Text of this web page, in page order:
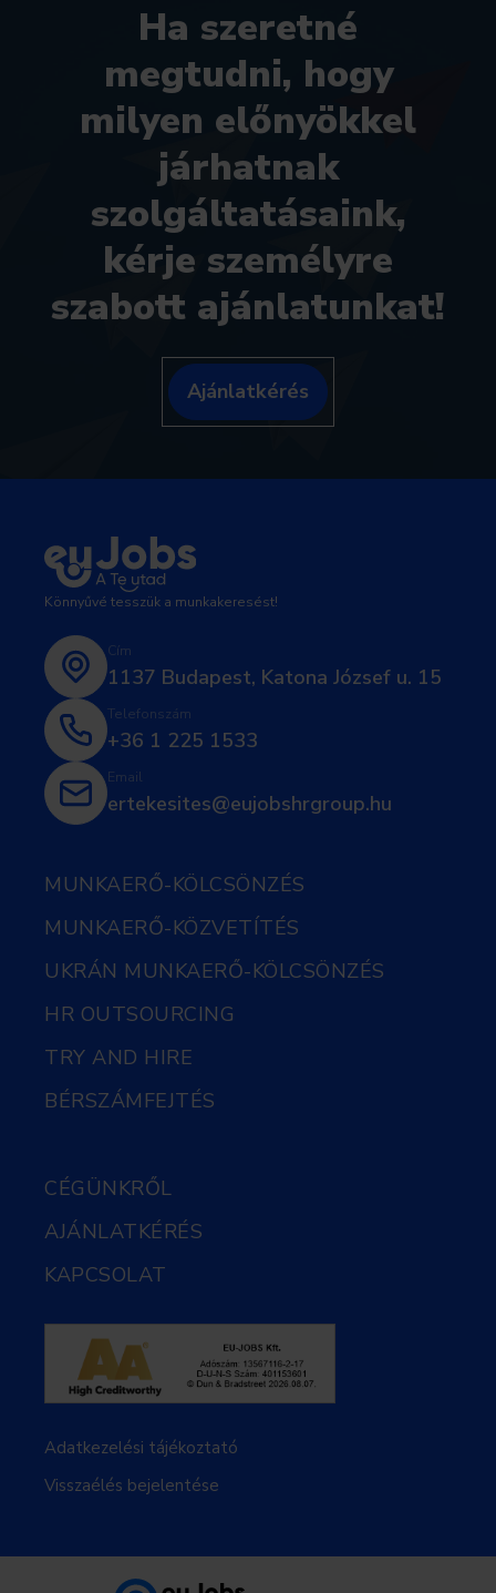
Ha szeretné
megtudni, hogy
milyen előnyökkel
járhatnak
szolgáltatásaink,
kérje személyre
szabott ajánlatunkat!
Ajánlatkérés
Könnyűvé tesszük a munkakeresést!
Cím
1137 Budapest, Katona József u. 15
Telefonszám
+36 1 225 1533
Email
ertekesites@eujobshrgroup.hu
MUNKAERŐ-KÖLCSÖNZÉS
MUNKAERŐ-KÖZVETÍTÉS
UKRÁN MUNKAERŐ-KÖLCSÖNZÉS
HR OUTSOURCING
TRY AND HIRE
BÉRSZÁMFEJTÉS
CÉGÜNKRŐL
AJÁNLATKÉRÉS
KAPCSOLAT
Adatkezelési tájékoztató
Visszaélés bejelentése